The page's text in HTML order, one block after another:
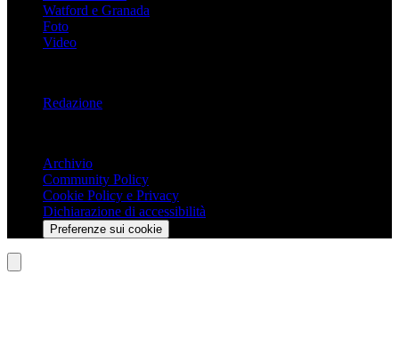
Watford e Granada
Foto
Video
Redazione
Archivio
Community Policy
Cookie Policy e Privacy
Dichiarazione di accessibilità
Preferenze sui cookie